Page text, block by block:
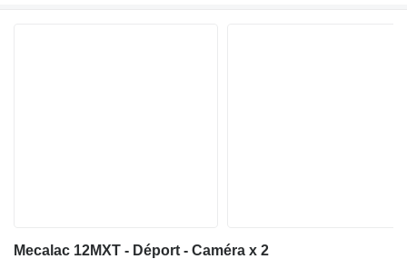
Mecalac 12MXT - Déport - Caméra x 2